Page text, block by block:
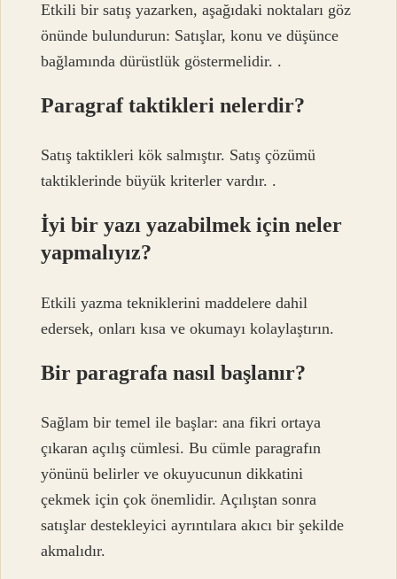
Etkili bir satış yazarken, aşağıdaki noktaları göz
önünde bulundurun: Satışlar, konu ve düşünce
bağlamında dürüstlük göstermelidir. .
Paragraf taktikleri nelerdir?
Satış taktikleri kök salmıştır. Satış çözümü
taktiklerinde büyük kriterler vardır. .
İyi bir yazı yazabilmek için neler
yapmalıyız?
Etkili yazma tekniklerini maddelere dahil
edersek, onları kısa ve okumayı kolaylaştırın.
Bir paragrafa nasıl başlanır?
Sağlam bir temel ile başlar: ana fikri ortaya
çıkaran açılış cümlesi. Bu cümle paragrafın
yönünü belirler ve okuyucunun dikkatini
çekmek için çok önemlidir. Açılıştan sonra
satışlar destekleyici ayrıntılara akıcı bir şekilde
akmalıdır.